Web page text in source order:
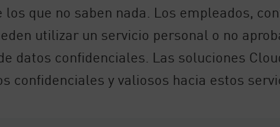
que no saben nada. Los empleados,
utilizar un servicio personal o no
datos confidenciales. Las soluciones
y valiosos hacia estos